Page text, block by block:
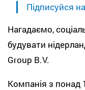
Підписуйся
Нагадаємо,
будувати
Group B.V.
Компанія з понад